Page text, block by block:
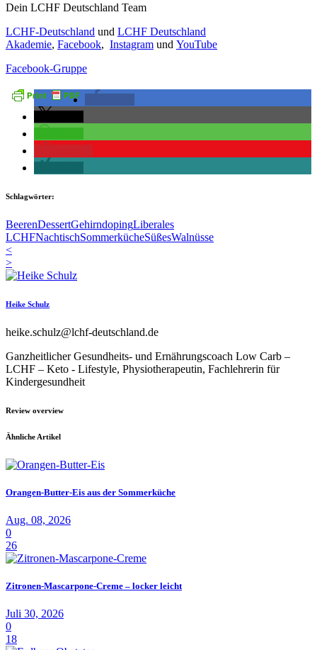
Dein LCHF Deutschland Team
LCHF-Deutschland und LCHF Deutschland
Akademie, Facebook, Instagram und YouTube
Facebook-Gruppe
Schlagwörter:
BeerenDessertGehirndopingLiberales
LCHFNachtischSommerkücheSüßesWalnüsse
<
>
Heike Schulz
heike.schulz@lchf-deutschland.de
Ganzheitlicher Gesundheits- und Ernährungscoach Low Carb –
LCHF – Keto - Lifestyle, Physiotherapeutin, Fachlehrerin für
Kindergesundheit
Review overview
Ähnliche Artikel
Orangen-Butter-Eis aus der Sommerküche
Aug. 08, 2026
0
26
Zitronen-Mascarpone-Creme – locker leicht
Juli 30, 2026
0
18